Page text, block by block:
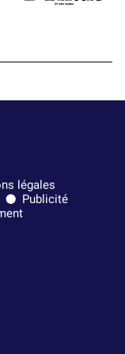
légales
Publicité